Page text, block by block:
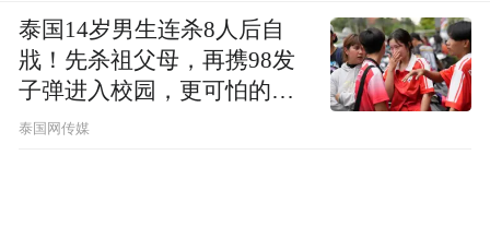
泰国14岁男生连杀8人后自
戕！先杀祖父母，再携98发
子弹进入校园，更可怕的细
节公布了
泰国网传媒